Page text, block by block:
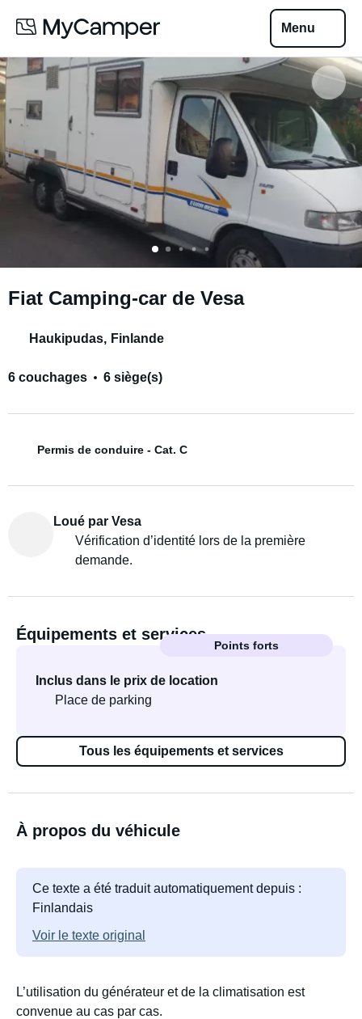
Menu
Fiat Camping-car de Vesa
Haukipudas, Finlande
6 couchages 6 siège(s)
Permis de conduire - Cat. C
Loué par Vesa
Vérification d’identité lors de la première
demande.
Équipements et services
Points forts
Inclus dans le prix de location
Place de parking
Tous les équipements et services
À propos du véhicule
Ce texte a été traduit automatiquement depuis :
Finlandais
Voir le texte original
L’utilisation du générateur et de la climatisation est
convenue au cas par cas.